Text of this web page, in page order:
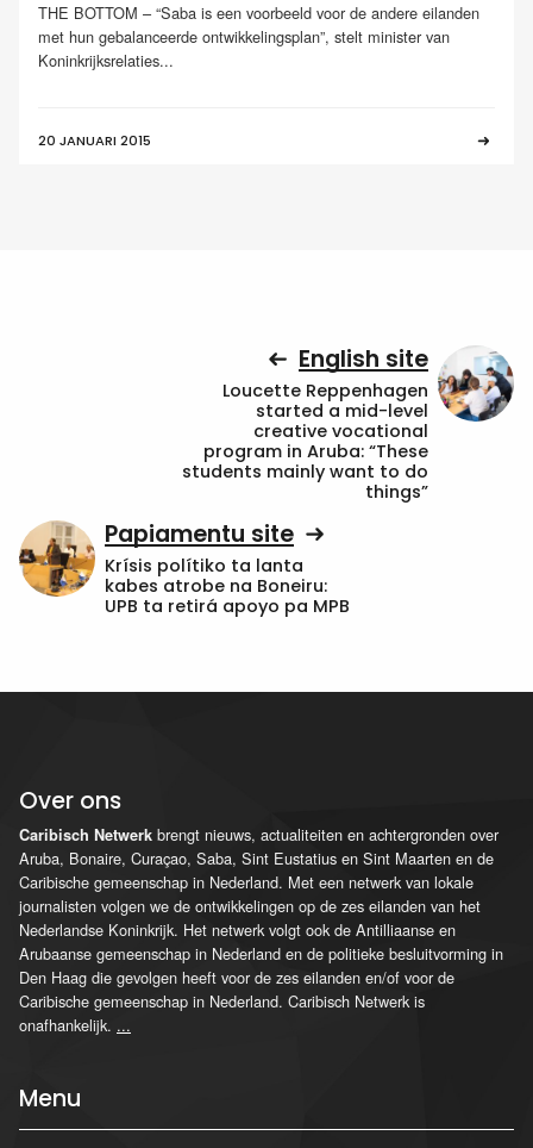
THE BOTTOM – “Saba is een voorbeeld voor de andere eilanden
met hun gebalanceerde ontwikkelingsplan”, stelt minister van
Koninkrijksrelaties...
20 JANUARI 2015
English site
Loucette Reppenhagen
started a mid-level
creative vocational
program in Aruba: “These
students mainly want to do
things”
Papiamentu site
Krísis polítiko ta lanta
kabes atrobe na Boneiru:
UPB ta retirá apoyo pa MPB
Over ons
Caribisch Netwerk brengt nieuws, actualiteiten en achtergronden over
Aruba, Bonaire, Curaçao, Saba, Sint Eustatius en Sint Maarten en de
Caribische gemeenschap in Nederland. Met een netwerk van lokale
journalisten volgen we de ontwikkelingen op de zes eilanden van het
Nederlandse Koninkrijk. Het netwerk volgt ook de Antilliaanse en
Arubaanse gemeenschap in Nederland en de politieke besluitvorming in
Den Haag die gevolgen heeft voor de zes eilanden en/of voor de
Caribische gemeenschap in Nederland. Caribisch Netwerk is
onafhankelijk. ...
Menu